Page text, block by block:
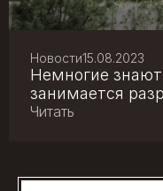
Новости15.08.2023
Немногие
занимается
Читать